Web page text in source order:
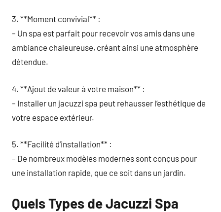
3. **Moment convivial** :
– Un spa est parfait pour recevoir vos amis dans une
ambiance chaleureuse, créant ainsi une atmosphère
détendue.
4. **Ajout de valeur à votre maison** :
– Installer un jacuzzi spa peut rehausser l’esthétique de
votre espace extérieur.
5. **Facilité d’installation** :
– De nombreux modèles modernes sont conçus pour
une installation rapide, que ce soit dans un jardin.
Quels Types de Jacuzzi Spa